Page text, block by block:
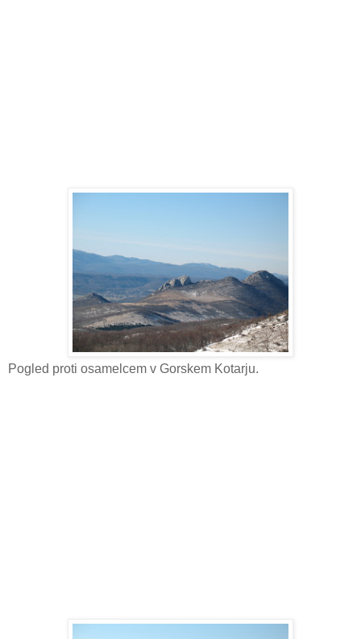
Pogled proti osamelcem v Gorskem Kotarju.